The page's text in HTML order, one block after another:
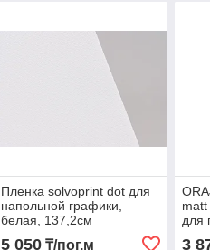
Пленка solvoprint dot для
напольной графики,
белая, 137,2см
5 050₸/пог.м
для
3